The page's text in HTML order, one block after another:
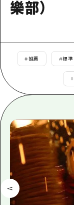
1
2
新聞
樂部）
#推薦 #標準
#